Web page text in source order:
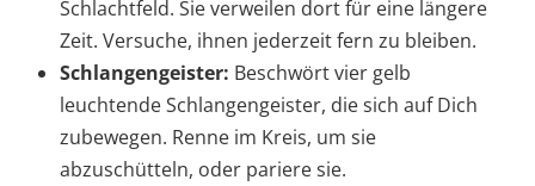
Schlachtfeld. Sie verweilen dort für eine längere
Zeit. Versuche, ihnen jederzeit fern zu bleiben.
Schlangengeister: Beschwört vier gelb
leuchtende Schlangengeister, die sich auf Dich
zubewegen. Renne im Kreis, um sie
abzuschütteln, oder pariere sie.